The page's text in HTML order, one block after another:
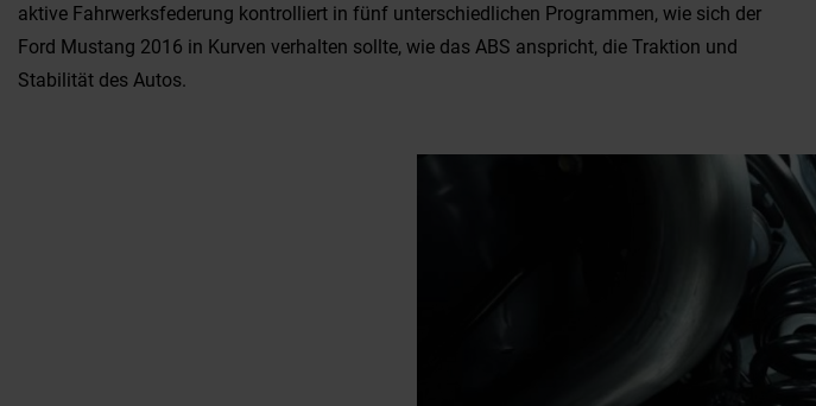
aktive Fahrwerksfederung kontrolliert in fünf unterschiedlichen Programmen, wie sich der
Ford Mustang 2016 in Kurven verhalten sollte, wie das ABS anspricht, die Traktion und
Stabilität des Autos.